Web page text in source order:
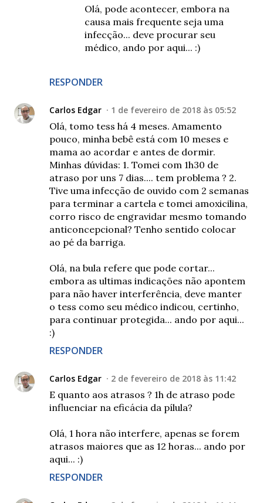
RESPONDER
Olá, pode acontecer, embora na
causa mais frequente seja uma
infecção... deve procurar seu
médico, ando por aqui... :)
Carlos Edgar 1 de fevereiro de 2018 às 05:52
Olá, tomo tess há 4 meses. Amamento
pouco, minha bebê está com 10 meses e
mama ao acordar e antes de dormir.
Minhas dúvidas: 1. Tomei com 1h30 de
atraso por uns 7 dias.... tem problema ? 2.
Tive uma infecção de ouvido com 2 semanas
para terminar a cartela e tomei amoxicilina,
corro risco de engravidar mesmo tomando
anticoncepcional? Tenho sentido colocar
ao pé da barriga.
Olá, na bula refere que pode cortar...
embora as ultimas indicações não apontem
para não haver interferência, deve manter
o tess como seu médico indicou, certinho,
para continuar protegida... ando por aqui...
:)
RESPONDER
Carlos Edgar 2 de fevereiro de 2018 às 11:42
E quanto aos atrasos ? 1h de atraso pode
influenciar na eficácia da pílula?
Olá, 1 hora não interfere, apenas se forem
atrasos maiores que as 12 horas... ando por
aqui... :)
RESPONDER